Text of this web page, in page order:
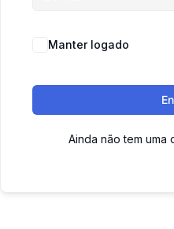
Manter logado
Ainda não tem uma